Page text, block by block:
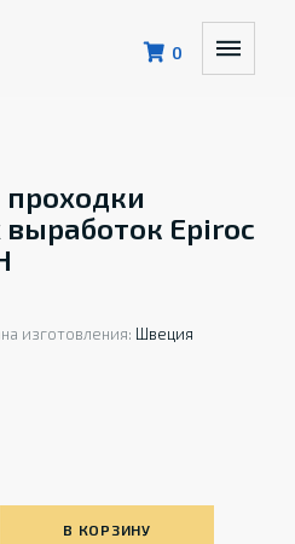
0
Epiroc
изготовления: Швеция
В КОРЗИНУ